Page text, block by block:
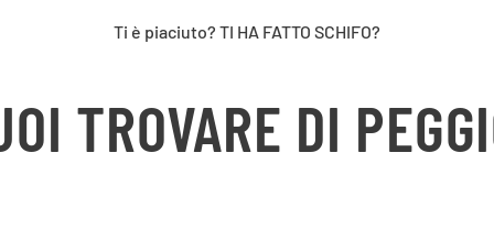
Ti è piaciuto? TI HA FATTO SCHIFO?
TROVARE DI